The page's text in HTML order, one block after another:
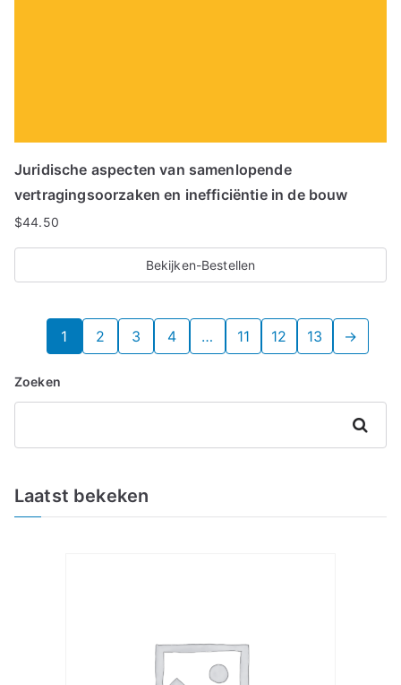
Juridische aspecten van samenlopende
vertragingsoorzaken en inefficiëntie in de bouw
$44.50
Bekijken-Bestellen
1 2 3 4 … 11 12 13 →
Zoeken
Zoeken
Laatst bekeken